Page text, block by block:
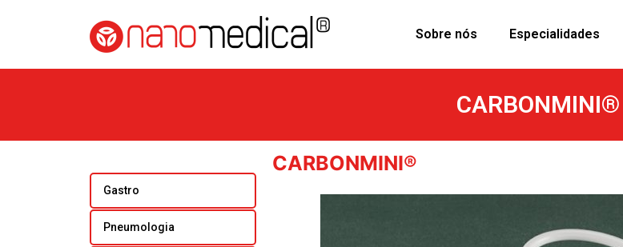
Sobre nós Especialidades
CARBONMINI®
Gastro
Pneumologia
CARBONMINI®